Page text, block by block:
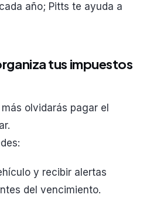
año; Pitts te ayuda a
tus impuestos
olvidarás pagar el
y recibir alertas
del vencimiento.